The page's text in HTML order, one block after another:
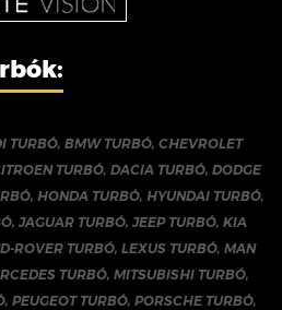
TURBÓ, BMW TURBÓ, CHEVROLET
TURBÓ, DACIA TURBÓ, DODGE
, HONDA TURBÓ, HYUNDAI TURBÓ,
,JAGUAR TURBÓ,JEEP TURBÓ,KIA
ROVER TURBÓ,LEXUS TURBÓ,MAN
TURBÓ, MITSUBISHI TURBÓ,
, PEUGEOT TURBÓ, PORSCHE TURBÓ,